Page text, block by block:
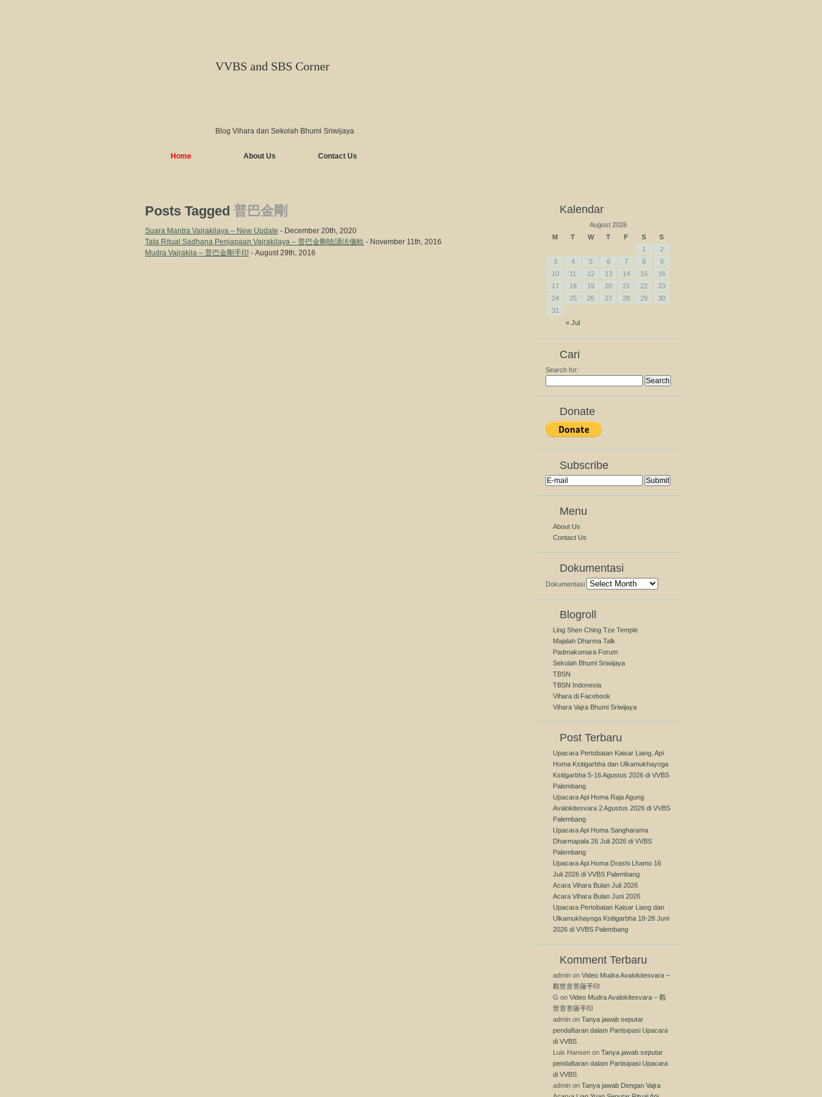
VVBS and SBS Corner
Blog Vihara dan Sekolah Bhumi Sriwijaya
Home About Us Contact Us
Posts Tagged 普巴金剛
Suara Mantra Vajrakilaya – New Update - December 20th, 2020
Tata Ritual Sadhana Penjapaan Vajrakilaya – 普巴金剛唸誦法儀軌 - November 11th, 2016
Mudra Vajrakila – 普巴金剛手印 - August 29th, 2016
Kalendar
August 2026
M
T W T F S S
« Jul
1
2
3
4 5 6 7 8
9
10
11 12 13 14 15
16
17
18 19 20 21 22
23
24
25 26 27 28 29
30
31
Cari
Search for:
Donate
Subscribe
Menu
About Us
Contact Us
Dokumentasi
Dokumentasi
Blogroll
Ling Shen Ching Tze Temple
Majalah Dharma Talk
Padmakumara Forum
Sekolah Bhumi Sriwijaya
TBSN
TBSN Indonesia
Vihara di Facebook
Vihara Vajra Bhumi Sriwijaya
Post Terbaru
Upacara Pertobatan Kaisar Liang, Api
Homa Ksitigarbha dan Ulkamukhayoga
Ksitigarbha 5-16 Agustus 2026 di VVBS
Palembang
Upacara Api Homa Raja Agung
Avalokitesvara 2 Agustus 2026 di VVBS
Palembang
Upacara Api Homa Sangharama
Dharmapala 26 Juli 2026 di VVBS
Palembang
Upacara Api Homa Drashi Lhamo 16
Juli 2026 di VVBS Palembang
Acara Vihara Bulan Juli 2026
Acara Vihara Bulan Juni 2026
Upacara Pertobatan Kaisar Liang dan
Ulkamukhayoga Ksitigarbha 18-28 Juni
2026 di VVBS Palembang
Komment Terbaru
admin on Video Mudra Avalokitesvara –
觀世音菩薩手印
G on Video Mudra Avalokitesvara – 觀
世音菩薩手印
admin on Tanya jawab seputar
pendaftaran dalam Partisipasi Upacara
di VVBS
Luis Hansen on Tanya jawab seputar
pendaftaran dalam Partisipasi Upacara
di VVBS
admin on Tanya jawab Dengan Vajra